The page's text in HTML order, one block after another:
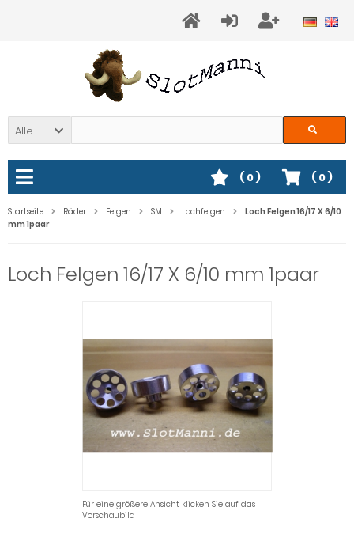
Alle
( 0)
( 0)
Startseite Räder Felgen SM Lochfelgen
Loch Felgen 16/17 X 6/10
mm 1paar
Loch Felgen 16/17 X 6/10 mm 1paar
Für eine größere Ansicht klicken Sie auf das
Vorschaubild